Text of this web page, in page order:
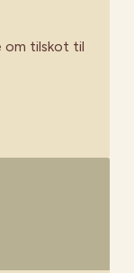
om tilskot til